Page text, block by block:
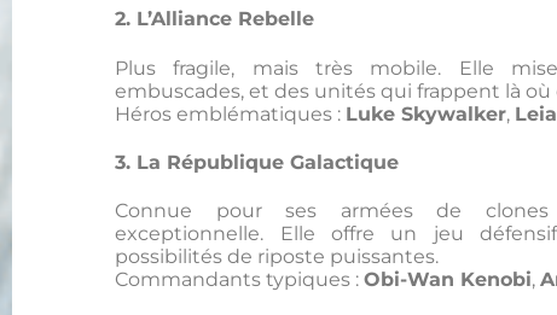
2. L’Alliance Rebelle
Plus fragile, mais très mobile. Elle
embuscades, et des unités qui frappent là où
Héros emblématiques : Luke Skywalker,
3. La République Galactique
Connue pour ses armées de
exceptionnelle. Elle offre un jeu
possibilités de riposte puissantes.
Commandants typiques :Obi-Wan Kenobi,